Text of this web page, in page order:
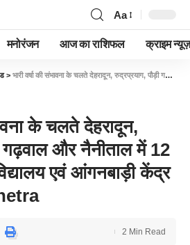
Aa
मनोरंजन आज का राशिफल क्राइम न्यूज़
> भारी वर्षा की संभावना के चलते देहरादून, रुद्रप्रयाग, पौड़ी गढ़वाल और नैनीताल में 12 अगस्त को सभी विद्यालय एवं आंगनबाड़ी केंद्र बंद रहेंगे-Newsnetra
के चलते देहरादून,
गढ़वाल और नैनीताल में 12
एवं आंगनबाड़ी केंद्र
2 Min Read